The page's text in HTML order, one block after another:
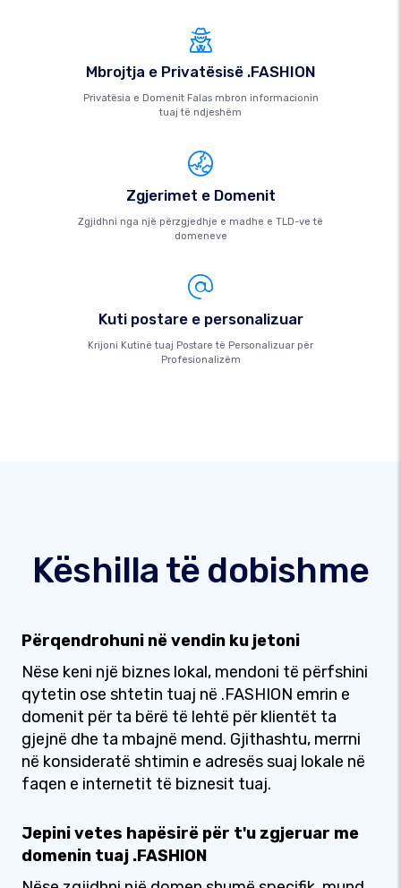
Mbrojtja e Privatësisë .FASHION
Privatësia e Domenit Falas mbron informacionin
tuaj të ndjeshëm
Zgjerimet e Domenit
Zgjidhni nga një përzgjedhje e madhe e TLD-ve të
domeneve
Kuti postare e personalizuar
Krijoni Kutinë tuaj Postare të Personalizuar për
Profesionalizëm
Këshilla të dobishme
Përqendrohuni në vendin ku jetoni
Nëse keni një biznes lokal, mendoni të përfshini
qytetin ose shtetin tuaj në .FASHION emrin e
domenit për ta bërë të lehtë për klientët ta
gjejnë dhe ta mbajnë mend. Gjithashtu, merrni
në konsideratë shtimin e adresës suaj lokale në
faqen e internetit të biznesit tuaj.
Jepini vetes hapësirë për t'u zgjeruar me
domenin tuaj .FASHION